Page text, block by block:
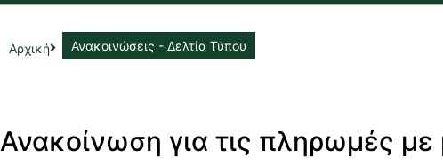
Αρχική Ανακοινώσεις - Δελτία Τύπου
Ανακοίνωση για τις πληρωμές